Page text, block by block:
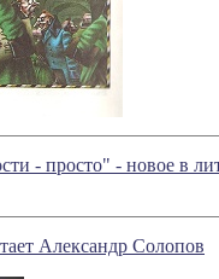
- просто" - новое в
Александр Солопов